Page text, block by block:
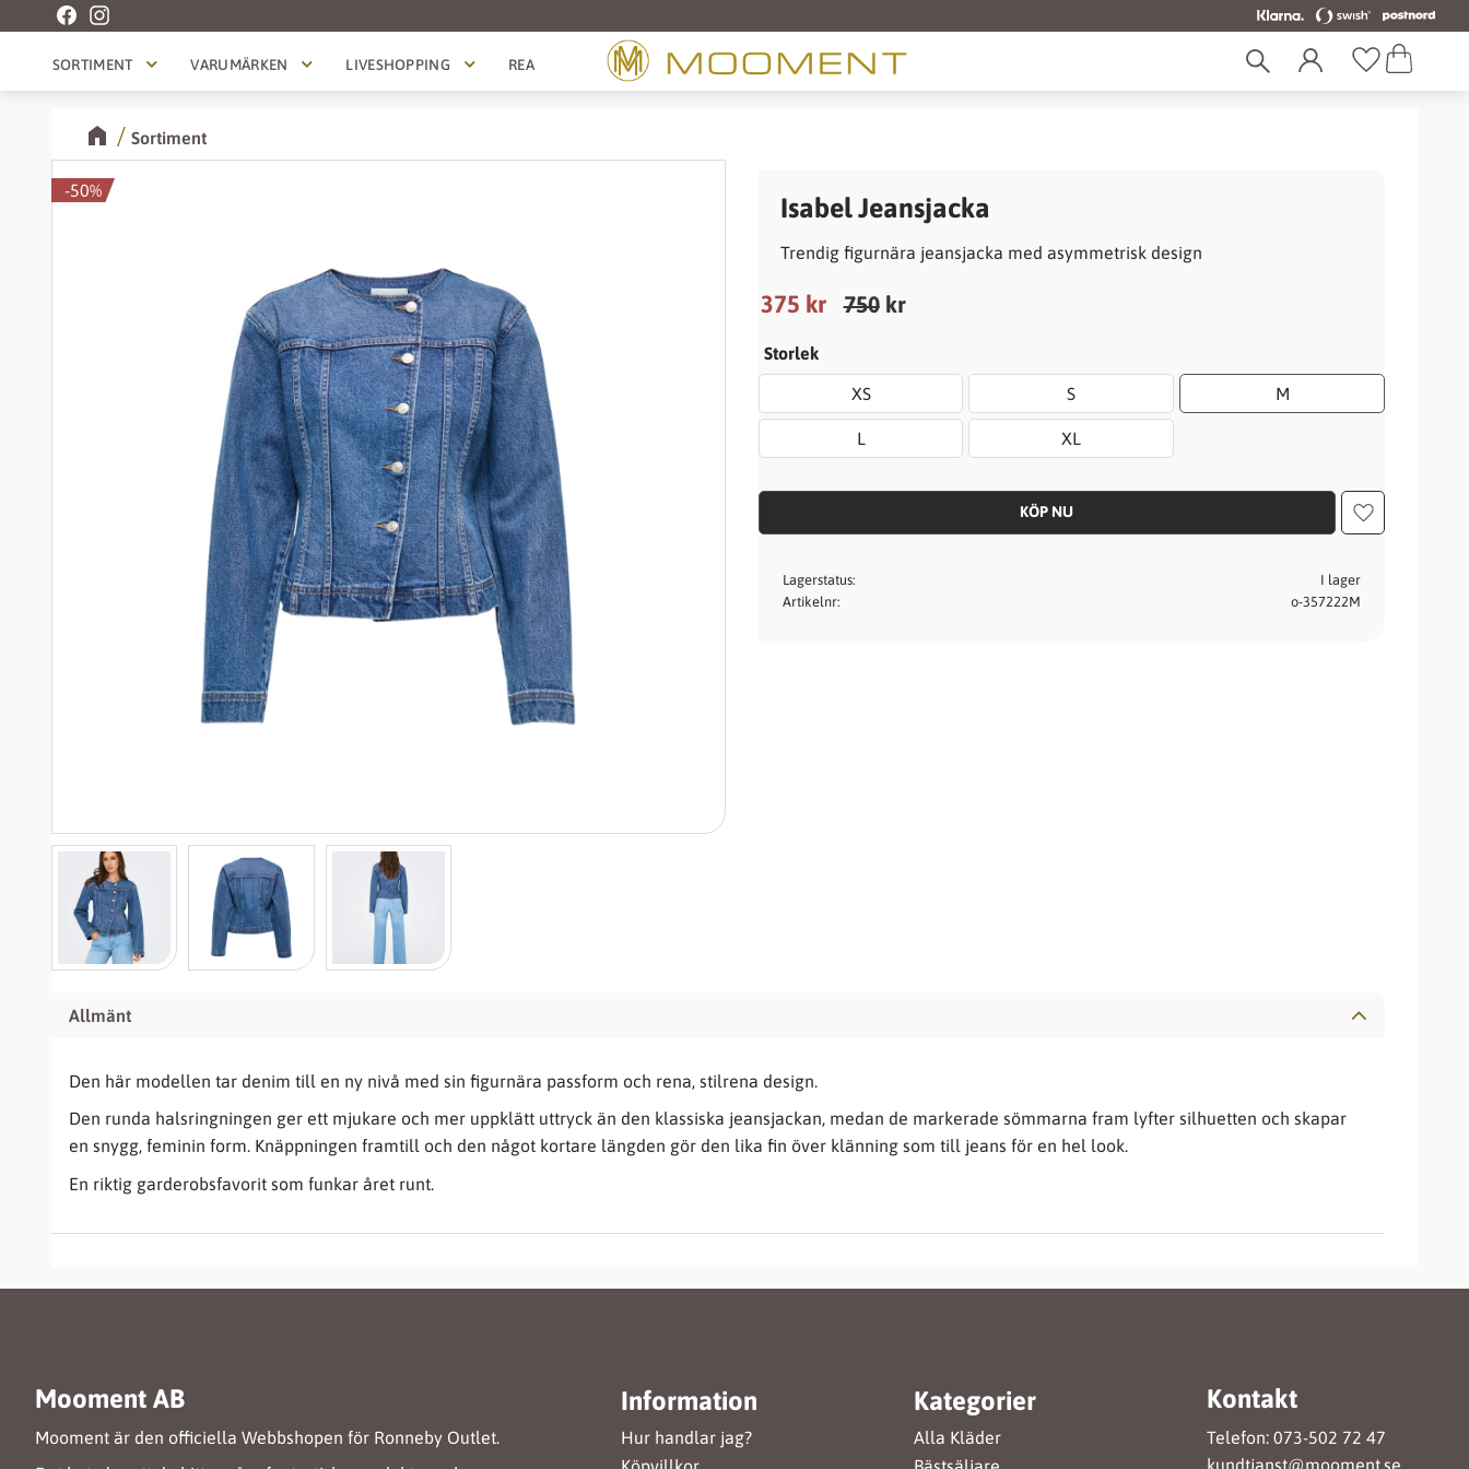
SORTIMENT VARUMÄRKEN LIVESHOPPING REA
Favoriter
Kundvagn
Sortiment
Isabel Jeansjacka
Trendig figurnära jeansjacka med asymmetrisk design
50%
Nedsatt pris:
375 kr Ordinarie pris:
750kr
Storlek
XS S M
L XL
Lägg till i
Lagerstatus
I lager
Artikelnr
o-357222M
Allmänt
Den här modellen tar denim till en ny nivå med sin figurnära passform och rena, stilrena design.
Den runda halsringningen ger ett mjukare och mer uppklätt uttryck än den klassiska jeansjackan, medan de markerade sömmarna fram lyfter silhuetten och skapar
en snygg, feminin form. Knäppningen framtill och den något kortare längden gör den lika fin över klänning som till jeans för en hel look.
En riktig garderobsfavorit som funkar året runt.
Mooment AB
Mooment är den officiella Webbshopen för Ronneby Outlet.
Information
Hur handlar jag?
Kategorier
Alla Kläder
Kontakt
Telefon: 073-502 72 47
kundtjanst@mooment.se